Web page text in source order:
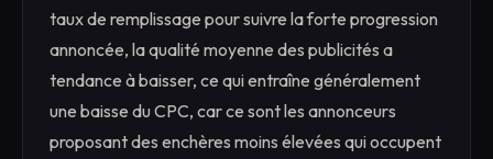
taux de remplissage pour suivre la forte progression
annoncée, la qualité moyenne des publicités a
tendance à baisser, ce qui entraîne généralement
une baisse du CPC, car ce sont les annonceurs
proposant des enchères moins élevées qui occupent